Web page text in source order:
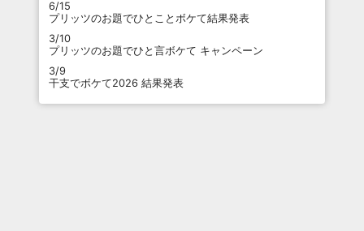
6/15
プリッツのお題でひとことボケて結果発表
3/10
プリッツのお題でひと言ボケて キャンペーン
3/9
干支でボケて2026 結果発表